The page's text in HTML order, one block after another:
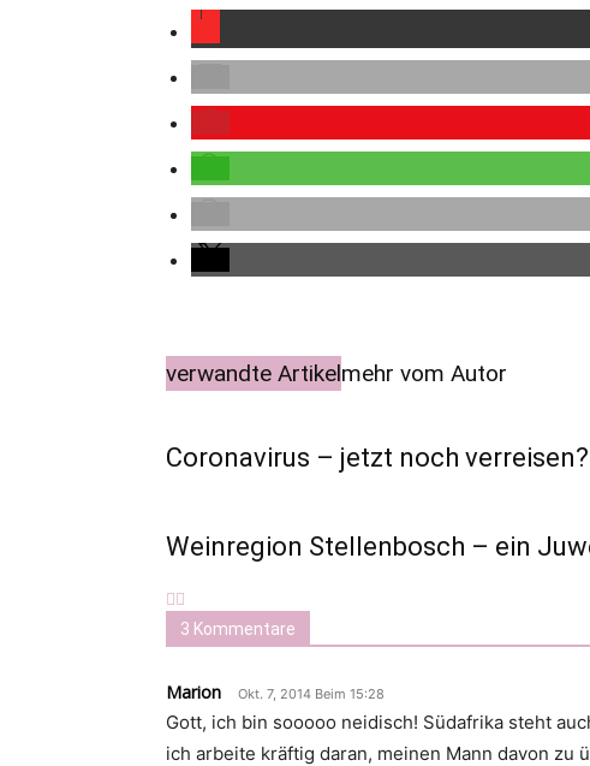
verwandte Artikelmehr vom Autor
Coronavirus – jetzt noch verreisen?
Weinregion Stellenbosch – ein
3 Kommentare
Marion Okt. 7, 2014 Beim 15:28
Gott, ich bin sooooo neidisch! Südafrika steht
ich arbeite kräftig daran, meinen Mann davon zu